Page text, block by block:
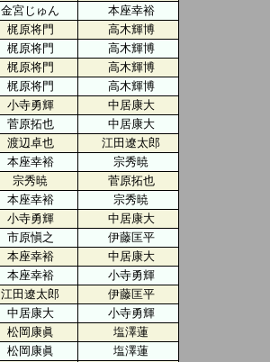
金宮じゅん
本座幸裕
梶原将門
高木輝博
梶原将門
高木輝博
梶原将門
高木輝博
梶原将門
高木輝博
小寺勇輝
中居康大
菅原拓也
中居康大
渡辺卓也
江田遼太郎
本座幸裕
宗秀暁
宗秀暁
菅原拓也
本座幸裕
宗秀暁
小寺勇輝
中居康大
市原愼之
伊藤匡平
本座幸裕
中居康大
本座幸裕
小寺勇輝
江田遼太郎
伊藤匡平
中居康大
小寺勇輝
松岡康眞
塩澤蓮
松岡康眞
塩澤蓮